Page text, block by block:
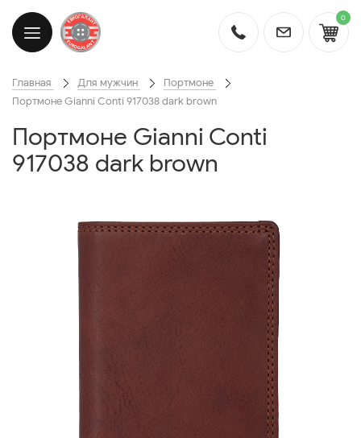
0
Главная Для мужчин
Портмоне
Портмоне Gianni Conti 917038 dark brown
Портмоне Gianni Conti
917038 dark brown